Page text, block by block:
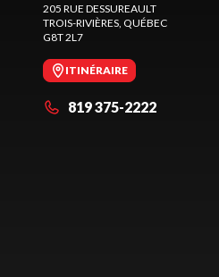
205 RUE DESSUREAULT
TROIS-RIVIÈRES , QUÉBEC
G8T 2L7
ITINÉRAIRE
819 375-2222